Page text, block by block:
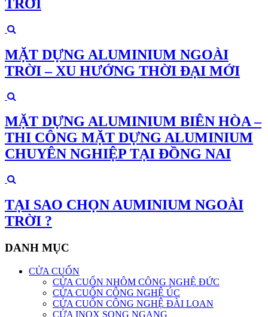
TRỜI
MẶT DỰNG ALUMINIUM NGOÀI
TRỜI – XU HƯỚNG THỜI ĐẠI MỚI
MẶT DỰNG ALUMINIUM BIÊN HÒA –
THI CÔNG MẶT DỰNG ALUMINIUM
CHUYÊN NGHIỆP TẠI ĐỒNG NAI
TẠI SAO CHỌN AUMINIUM NGOÀI
TRỜI ?
DANH MỤC
CỬA CUỐN
CỬA CUỐN NHÔM CÔNG NGHỆ ĐỨC
CỬA CUỐN CÔNG NGHỆ ÚC
CỬA CUỐN CÔNG NGHỆ ĐÀI LOAN
CỬA INOX SONG NGANG